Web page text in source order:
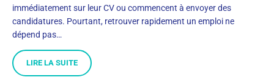
immédiatement sur leur CV ou commencent à envoyer des
candidatures. Pourtant, retrouver rapidement un emploi ne
dépend pas…
LIRE LA SUITE